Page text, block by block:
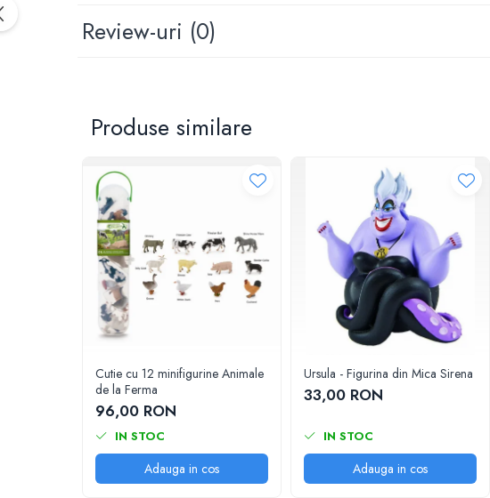
Jucarii dentitie
Jocuri Magnetice
Jocuri de societate
Jocuri de logica
Jocuri de memorie
Jocuri cu numere
Jocuri de indemanare
Jocuri de carti
Jocuri interactive
Jocuri de podea
Review-uri (0)
Produse similare
Cutie cu 12 minifigurine Animale
de la Ferma
96,00 RON
IN STOC
Adauga in cos
Ursula - Figurina din Mica Sirena
33,00 RON
IN STOC
Adauga in cos